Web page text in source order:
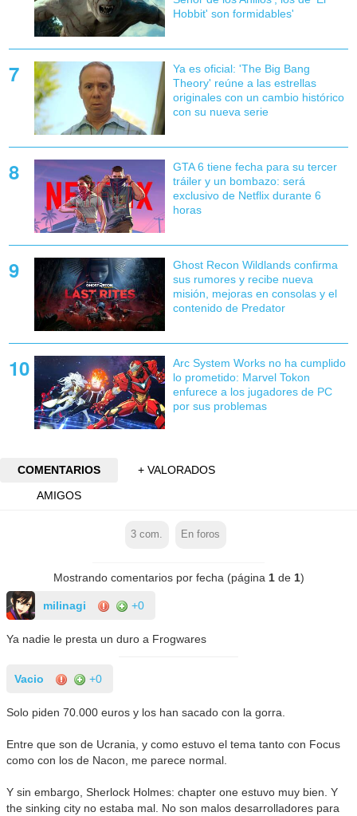
Hobbit' son formidables'
Ya es oficial: 'The Big Bang
Theory' reúne a las estrellas
originales con un cambio histórico
con su nueva serie
GTA 6 tiene fecha para su tercer
tráiler y un bombazo: será
exclusivo de Netflix durante 6
horas
Ghost Recon Wildlands confirma
sus rumores y recibe nueva
misión, mejoras en consolas y el
contenido de Predator
Arc System Works no ha cumplido
lo prometido: Marvel Tokon
enfurece a los jugadores de PC
por sus problemas
COMENTARIOS
+ VALORADOS
AMIGOS
3 com. En foros
Mostrando comentarios por fecha (página 1de 1)
milinagi +0
Ya nadie le presta un duro a Frogwares
Vacio +0
Solo piden 70.000 euros y los han sacado con la gorra.
Entre que son de Ucrania, y como estuvo el tema tanto con Focus
como con los de Nacon, me parece normal.
Y sin embargo, Sherlock Holmes: chapter one estuvo muy bien. Y
the sinking city no estaba mal. No son malos desarrolladores para